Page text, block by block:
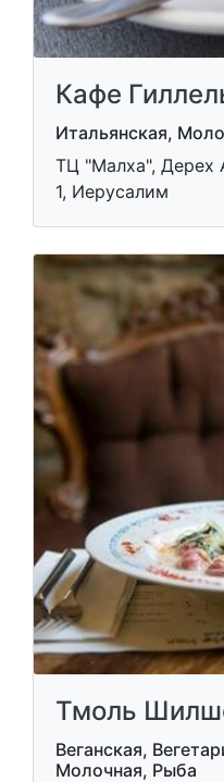
Кафе
Итальянская,
ТЦ "Малха", Дерех
1, Иерусалим
Тмоль
Веганская,
Молочная, Рыба